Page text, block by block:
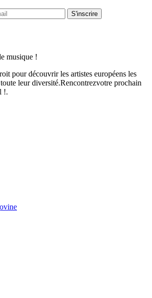
S'inscrire
musique !
pour découvrir les artistes européens les
leur diversité.Rencontrezvotre prochain
!.